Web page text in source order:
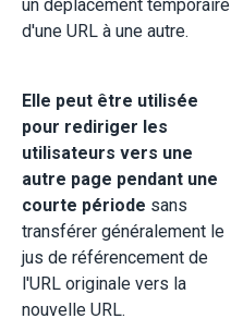
un déplacement temporaire
d'une URL à une autre.
Elle peut être utilisée
pour rediriger les
utilisateurs vers une
autre page pendant une
courte période sans
transférer généralement le
jus de référencement de
l'URL originale vers la
nouvelle URL.